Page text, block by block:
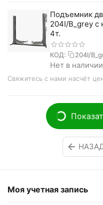
Подъемник
204I/B_grey с
4т.
КОД: 204I/
Нет в наличии
Свяжитесь с нами насчёт
Моя учетная запись